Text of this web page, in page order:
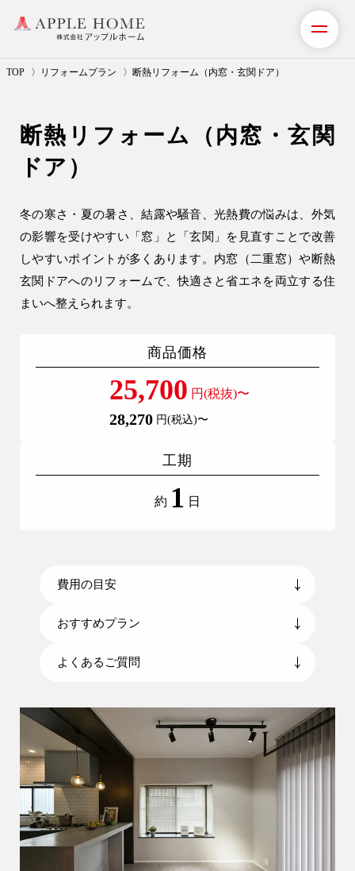
TOP リフォームプラン 断熱リフォーム（内窓・玄関ドア）
断熱リフォーム（内窓・玄関
ドア）
冬の寒さ・夏の暑さ、結露や騒音、光熱費の悩みは、外気
の影響を受けやすい「窓」と「玄関」を見直すことで改善
しやすいポイントが多くあります。内窓（二重窓）や断熱
玄関ドアへのリフォームで、快適さと省エネを両立する住
まいへ整えられます。
商品価格
25,700 円(税抜)〜
28,270 円(税込)〜
工期
約 1 日
費用の目安
おすすめプラン
よくあるご質問
事業紹介（注文住宅）
注文住宅
注文住宅の流れ
アフターメンテナンス
安心保証制度
アパート建築
工場・倉庫・プレハブ建築
事業用建物
リフォーム・リノベーション
土地探しサポート
ショールーム・モデルハウス
施工事例・お客様の声